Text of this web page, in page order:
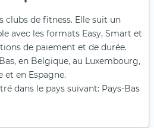
clubs de fitness. Elle suit un
avec les formats Easy, Smart et
de paiement et de durée.
en Belgique, au Luxembourg,
et en Espagne.
dans le pays suivant: Pays-Bas